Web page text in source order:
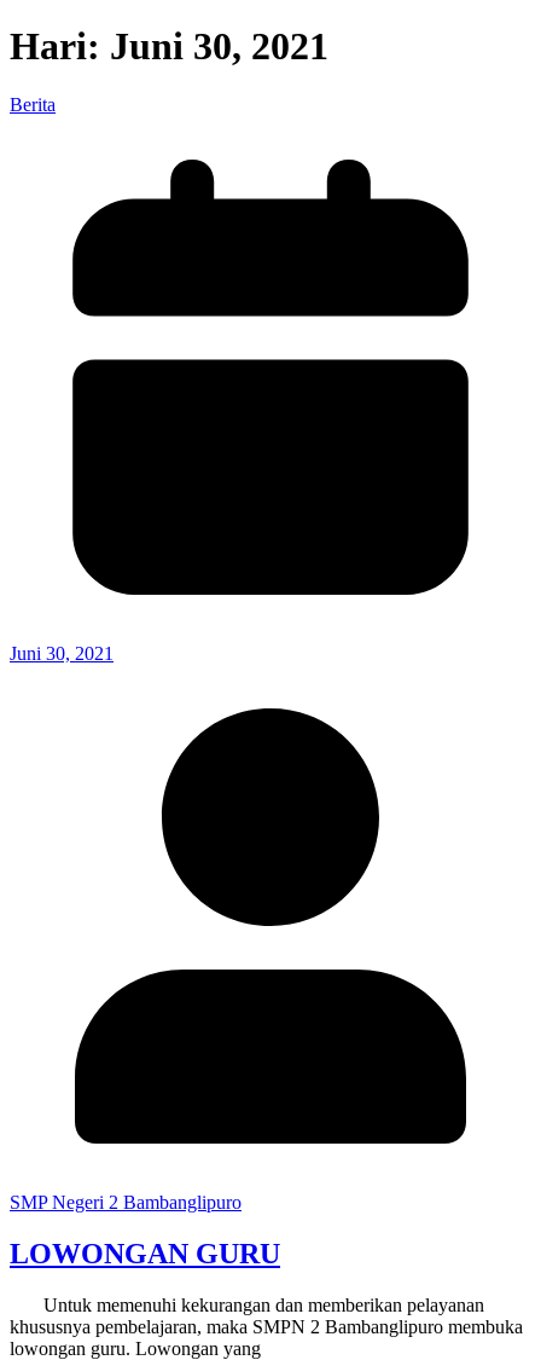
Hari: Juni 30, 2021
Berita
Juni 30, 2021
SMP Negeri 2 Bambanglipuro
LOWONGAN GURU
Untuk memenuhi kekurangan dan memberikan pelayanan
khususnya pembelajaran, maka SMPN 2 Bambanglipuro membuka
lowongan guru. Lowongan yang